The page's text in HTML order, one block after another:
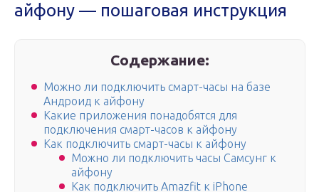
айфону — пошаговая инструкция
Содержание:
Можно ли подключить смарт-часы на базе
Андроид к айфону
Какие приложения понадобятся для
подключения смарт-часов к айфону
Как подключить смарт-часы к айфону
Можно ли подключить часы Самсунг к
айфону
Как подключить Amazfit к iPhone